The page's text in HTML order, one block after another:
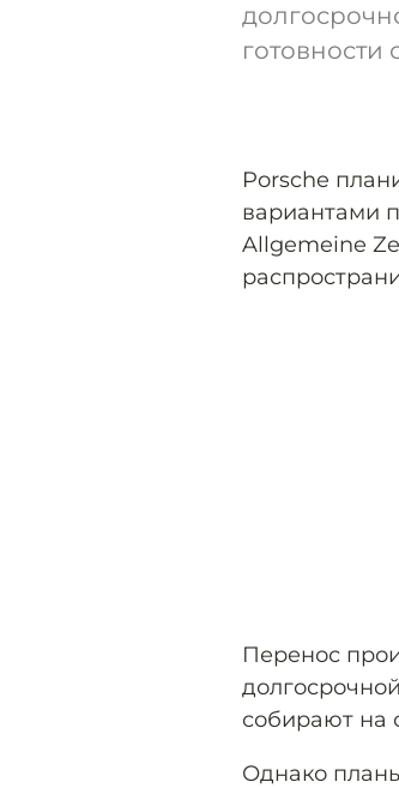
готовности
Porsche
вариантами
Allgemeine
Перенос
собирают на
Однако